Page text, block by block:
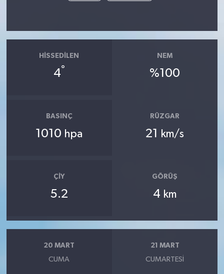
HISSEDILEN
4°
NEM
%100
BASINÇ
1010 hpa
RÜZGAR
21 km/s
ÇIY
5.2
GÖRÜŞ
4 km
20 MART
CUMA
21 MART
CUMARTESI